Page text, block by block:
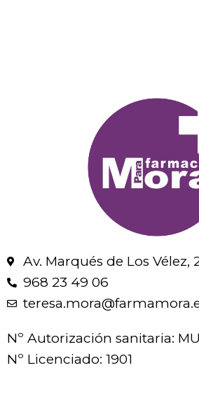
Av. Marqués de Los Vélez,
968 23 49 06
Nº Autorización sanitaria:
Nº Licenciado: 1901